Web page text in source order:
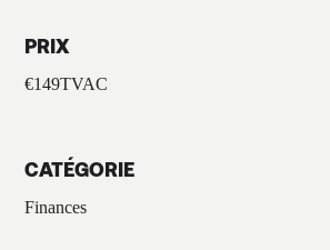
PRIX
€149TVAC
CATÉGORIE
Finances